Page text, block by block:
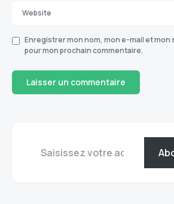
Enregistrer mon nom, mon e-mail et mon
pour mon prochain commentaire.